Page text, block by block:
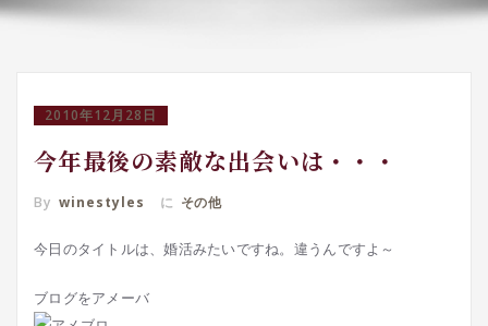
2010年12月28日
今年最後の素敵な出会いは・・・
By winestyles に その他
今日のタイトルは、婚活みたいですね。違うんですよ～
ブログをアメーバ